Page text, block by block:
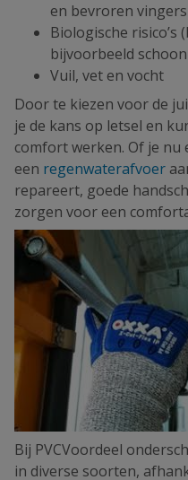
en bevroren
Biologische risico’s
bijvoorbeeld
Vuil, vet en vocht
Door te kiezen voor de
je de kans op letsel en
comfort werken. Of je nu
een regenwaterafvoer
repareert, goede
zorgen voor een
Bij PVCVoordeel
in diverse soorten,